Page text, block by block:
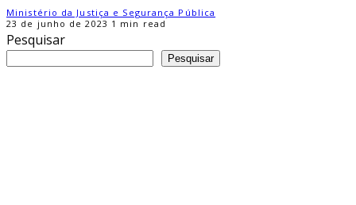
Ministério da Justiça e Segurança Pública
23 de junho de 2023 1 min read
Pesquisar
Pesquisar